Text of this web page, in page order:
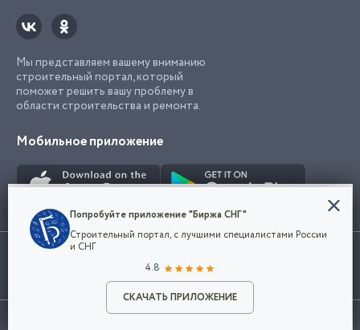
Разместить объявление
Мы представляем вашему вниманию
строительный портал, который
поможет решить вашу проблему в
области строительства и ремонта.
Мобильное приложение
Использование сайта, в том числе подача объявлений, означает
марки представленные на сайте являются собственностью их
©2026Биржа СНГ
Конфиденциальность
Мы используем файлы cookie, чтобы сделать
наш сайт удобным для каждого
Политикой конфиденциальности компании
и принимаете условия использования cookie.
Попробуйте приложение "Биржа СНГ"
Строительный портал, с лучшими специалистами России
и СНГ
4.8
СКАЧАТЬ ПРИЛОЖЕНИЕ